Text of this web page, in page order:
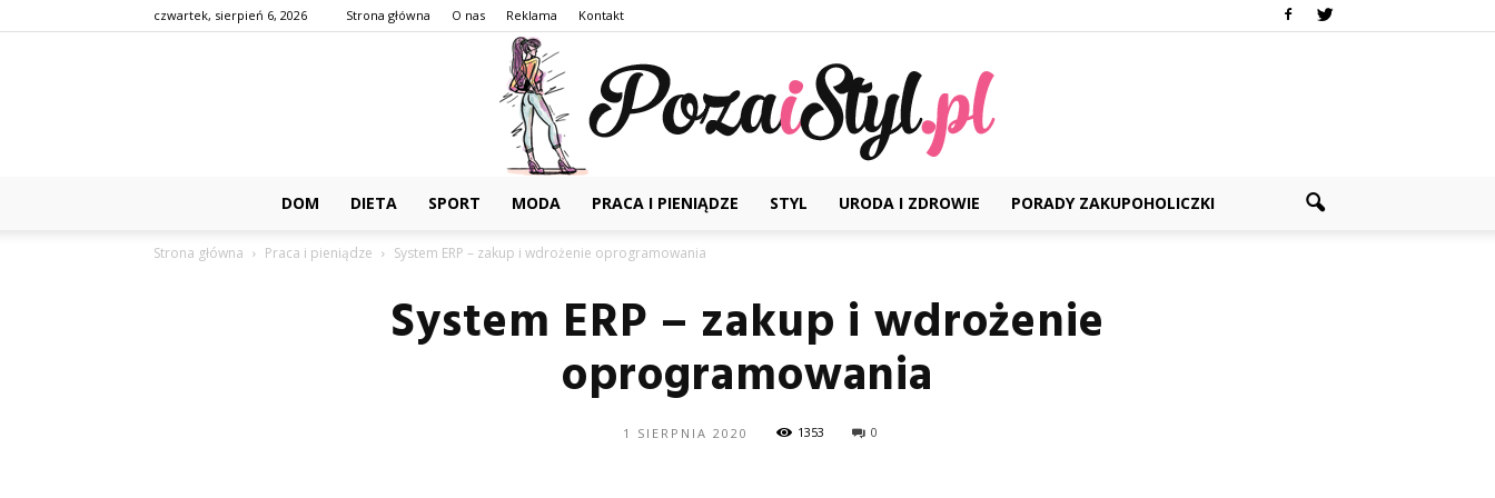
czwartek, sierpień 6, 2026 Strona główna O nas Reklama Kontakt
DOM DIETA SPORT MODA PRACA I PIENIĄDZE STYL URODA I ZDROWIE PORADY ZAKUPOHOLICZKI
Strona główna Praca i pieniądze System ERP – zakup i wdrożenie oprogramowania
System ERP – zakup i wdrożenie
oprogramowania
1 SIERPNIA 2020 1353 0